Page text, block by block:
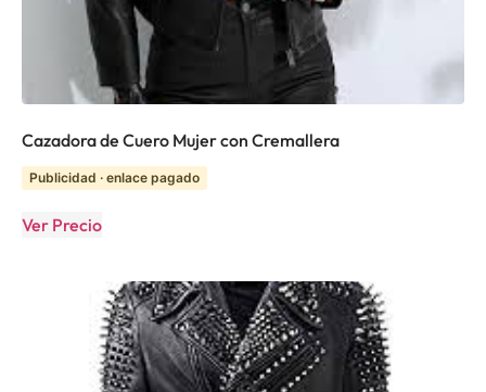
Cazadora de Cuero Mujer con Cremallera
Publicidad · enlace pagado
Ver Precio